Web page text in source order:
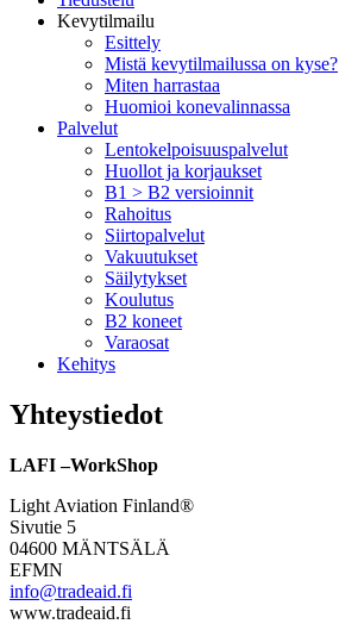
Kevytilmailu
Esittely
Mistä kevytilmailussa on kyse?
Miten harrastaa
Huomioi konevalinnassa
Palvelut
Lentokelpoisuuspalvelut
Huollot ja korjaukset
B1 > B2 versioinnit
Rahoitus
Siirtopalvelut
Vakuutukset
Säilytykset
Koulutus
B2 koneet
Varaosat
Kehitys
Yhteystiedot
LAFI –WorkShop
Light Aviation Finland®
Sivutie 5
04600 MÄNTSÄLÄ
EFMN
info@tradeaid.fi
www.tradeaid.fi